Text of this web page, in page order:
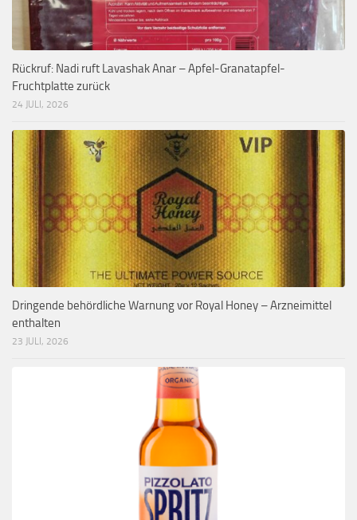
Rückruf: Nadi ruft Lavashak Anar – Apfel-Granatapfel-
Fruchtplatte zurück
24 JULI, 2026
Dringende behördliche Warnung vor Royal Honey – Arzneimittel
enthalten
23 JULI, 2026